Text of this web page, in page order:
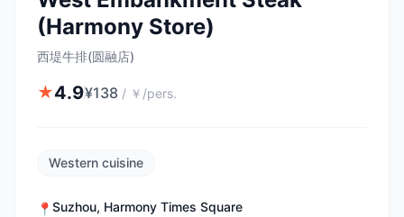
(Harmony Store)
西堤牛排(圆融店)
★4.9¥138 / ￥/pers.
Western cuisine
📍 Suzhou, Harmony Times Square